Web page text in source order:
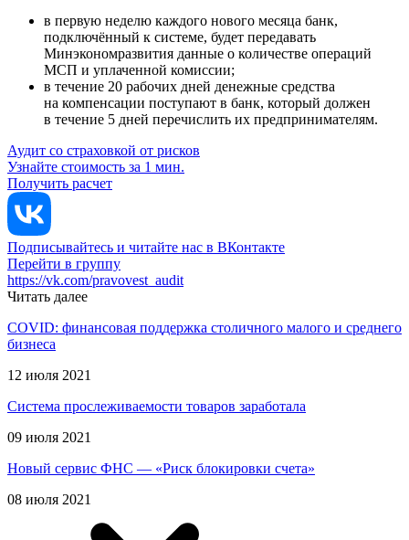
в первую неделю каждого нового месяца банк,
подключённый к системе, будет передавать
Минэкономразвития данные о количестве операций
МСП и уплаченной комиссии;
в течение 20 рабочих дней денежные средства
на компенсации поступают в банк, который должен
в течение 5 дней перечислить их предпринимателям.
Аудит со страховкой от рисков
Узнайте стоимость за 1 мин.
Получить расчет
Подписывайтесь и читайте нас в ВКонтакте
Перейти в группу
https://vk.com/pravovest_audit
Читать далее
COVID: финансовая поддержка столичного малого и среднего
бизнеса
12 июля 2021
Система прослеживаемости товаров заработала
09 июля 2021
Новый сервис ФНС — «Риск блокировки счета»
08 июля 2021